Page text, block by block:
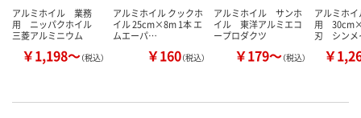
アルミホイル 業務
用 ニッパクホイル
三菱アルミニウム
￥1,198～（税込）
アルミホイル クックホ
イル 25cm×8m 1本 エ
ムエーパ…
￥160（税込）
アルミホイル サンホ
イル 東洋アルミエコ
ープロダクツ
￥179～（税込）
アルミホ
用
刃 シンメ
￥